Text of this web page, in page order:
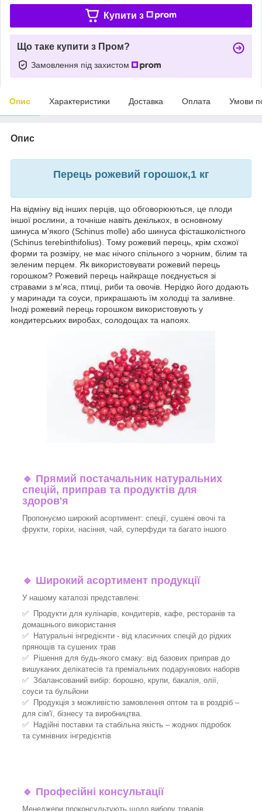
Купити з
Що таке купити з Пром?
Замовлення під захистом
Опис Характеристики Доставка Оплата Умови
Опис
Перець рожевий горошок,1 кг
На відміну від інших перців, що обговорюються, це плоди
іншої рослини, а точніше навіть декількох, в основному
шинуса м'якого (Schinus molle) або шинуса фісташколістного
(Schinus terebinthifolius). Тому рожевий перець, крім схожої
форми та розміру, не має нічого спільного з чорним, білим та
зеленим перцем. Як використовувати рожевий перець
горошком? Рожевий перець найкраще поєднується зі
стравами з м'яса, птиці, риби та овочів. Нерідко його додають
у маринади та соуси, прикрашають їм холодці та заливне.
Іноді рожевий перець горошком використовують у
кондитерських виробах, солодощах та напоях.
🔹 Прямий постачальник натуральних
спецій, приправ та продуктів для
здоров'я
Пропонуємо широкий асортимент: спеції, сушені овочі та
фрукти, горіхи, насіння, чай, суперфуди та багато іншого
🔹 Широкий асортимент продукції
У нашому каталозі представлені:
✅ Продукти для кулінарів, кондитерів, кафе, ресторанів та
домашнього використання
✅ Натуральні інгредієнти - від класичних спецій до рідких
прянощів та сушених трав
✅ Рішення для будь-якого смаку: від базових приправ до
вишуканих делікатесів та преміальних подарункових наборів
✅ Збалансований вибір: борошно, крупи, бакалія, олії,
соуси та бульйони
✅ Продукція з можливістю замовлення оптом та в роздріб –
для сім'ї, бізнесу та виробництва.
✅ Надійні поставки та стабільна якість – жодних підробок
та сумнівних інгредієнтів
🔹 Професійні консультації
Менеджери проконсультують щодо вибору товарів.